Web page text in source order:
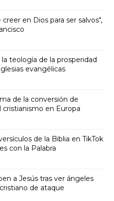
en Dios para ser salvos",
teología de la prosperidad
evangélicas
de la conversión de
en Europa
de la Biblia en TikTok
con la Palabra
a Jesús tras ver ángeles
de ataque